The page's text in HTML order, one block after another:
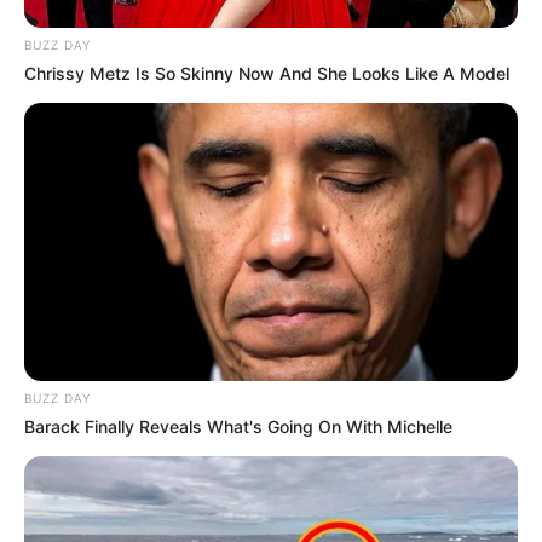
ΤΑ ΠΙΟ ΔΗΜΟΦΙΛΗ
BUZZ DAY
Chrissy Metz Is So Skinny Now And She Looks Like A Model
BUZZ DAY
Barack Finally Reveals What's Going On With Michelle